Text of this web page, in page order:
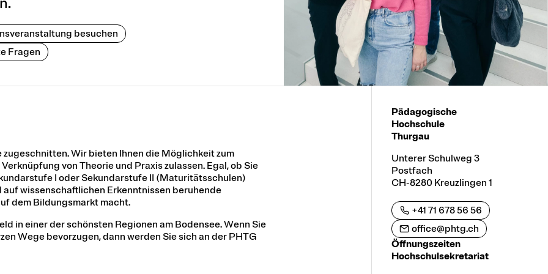
besuchen
Fragen
Wir bieten Ihnen die Möglichkeit zum
von Theorie und Praxis zulassen. Egal, ob Sie
I oder Sekundarstufe II (Maturitätsschulen)
wissenschaftlichen Erkenntnissen beruhende
dem Bildungsmarkt macht.
in einer der schönsten Regionen am Bodensee. Wenn Sie
Wege bevorzugen, dann werden Sie sich an der PHTG
Pädagogische
Hochschule
Thurgau
Unterer Schulweg 3
Postfach
CH-8280 Kreuzlingen 1
+41 71 678 56 56
office@phtg.ch
Öffnungszeiten
Hochschulsekretariat